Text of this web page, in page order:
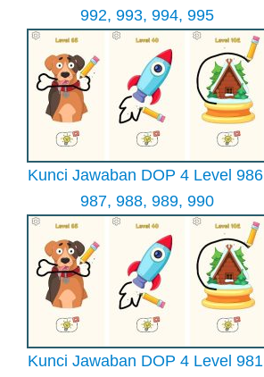
992, 993, 994, 995
Kunci Jawaban DOP 4 Level
987, 988, 989, 990
Kunci Jawaban DOP 4 Level